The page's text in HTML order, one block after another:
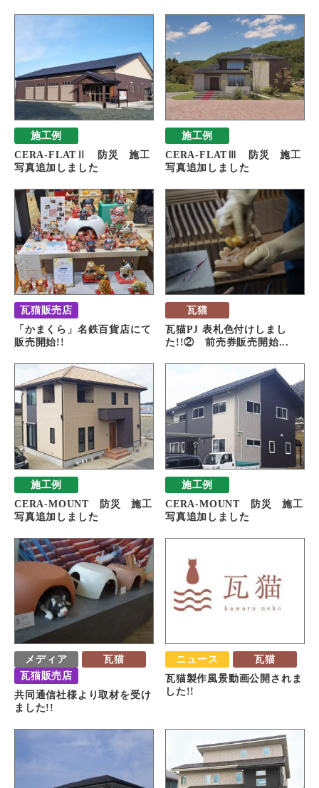
施工例
CERA-FLATⅡ 防災 施工
写真追加しました
施工例
CERA-FLATⅢ 防災 施工
写真追加しました
瓦猫販売店
「かまくら」名鉄百貨店にて
販売開始!!
瓦猫
瓦猫PJ 表札色付けしまし
た!!② 前売券販売開始...
施工例
CERA-MOUNT 防災 施工
写真追加しました
施工例
CERA-MOUNT 防災 施工
写真追加しました
メディア
瓦猫
瓦猫販売店
共同通信社様より取材を受け
ました!!
ニュース 瓦猫
瓦猫製作風景動画公開されま
した!!